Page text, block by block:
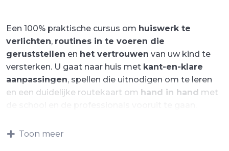
Een 100% praktische cursus om huiswerk te
verlichten, routines in te voeren die
geruststellen en het vertrouwen van uw kind te
versterken. U gaat naar huis met kant-en-klare
aanpassingen, spellen die uitnodigen om te leren
en een duidelijke routekaart om hand in hand met
Toon meer